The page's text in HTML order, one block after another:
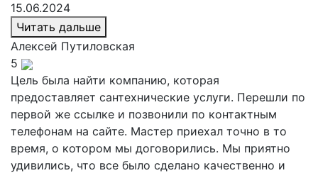
15.06.2024
Читать дальше
Алексей Путиловская
5
Цель была найти компанию, которая
предоставляет сантехнические услуги. Перешли по
первой же ссылке и позвонили по контактным
телефонам на сайте. Мастер приехал точно в то
время, о котором мы договорились. Мы приятно
удивились, что все было сделано качественно и